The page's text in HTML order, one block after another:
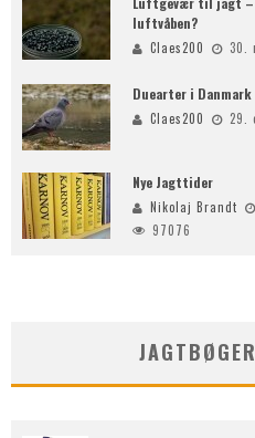
luftvåben?
Claes200 30.
Duearter i Danmark
Claes200 29.
Nye Jagttider
Nikolaj Brandt
97076